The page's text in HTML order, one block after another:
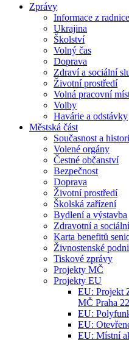
Zprávy
Informace z radnice
Ukrajina
Školství
Volný čas
Doprava
Zdraví a sociální
Životní prostředí
Volná pracovní
Volby
Havárie a odstávky
Městská část
Současnost a
Volené orgány
Čestné občanství
Bezpečnost
Doprava
Životní prostředí
Školská zařízení
Bydlení a výstavba
Zdravotní a
Karta benefitů
Živnostenské
Tiskové zprávy
Projekty MČ
Projekty EU
EU: Projekt
MČ Praha 22
EU:
EU:
EU: Místní